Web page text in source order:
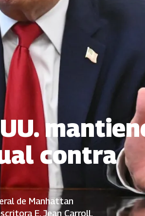
contra
de Manhattan
E. Jean Carroll.